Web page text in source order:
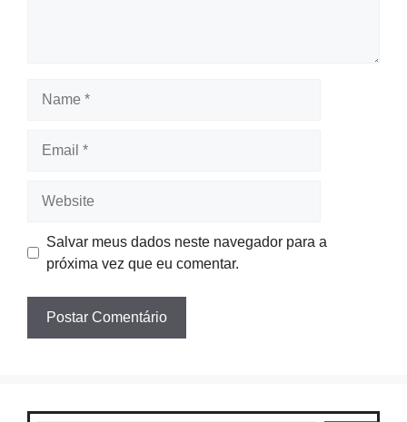
Salvar meus dados neste navegador para a
próxima vez que eu comentar.